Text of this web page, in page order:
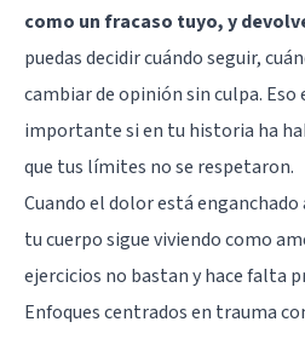
como un fracaso tuyo, y
puedas decidir cuándo seguir,
cambiar de opinión sin culpa. Eso
importante si en tu historia ha
que tus límites no se respetaron.
Cuando el dolor está enganchado
tu cuerpo sigue viviendo como
ejercicios no bastan y hace falta
Enfoques centrados en trauma